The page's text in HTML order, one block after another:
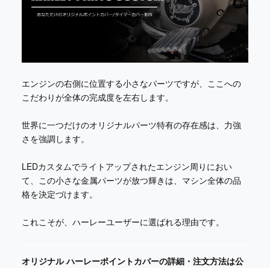
エンジンの右側に位置する小さなパーツですが、ここへの
こだわりが全体の完成度を左右します。
世界に一つだけのオリジナルパーツ特有の存在感は、力強
さを強調します。
LEDカスタムでライトアップされたエンジン周りにおい
て、この小さな金属パーツが放つ輝きは、マシン全体の品
格を決定づけます。
これこそが、ハーレーユーザーに選ばれる理由です。
オリジナル ハーレーポイントカバーの詳細・注文方法は公